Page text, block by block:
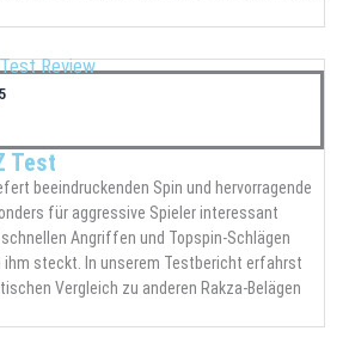
Test
beeindruckenden Spin und hervorragende
für aggressive Spieler interessant
Angriffen und Topspin-Schlägen
ihm steckt. In unserem Testbericht erfahrst
Vergleich zu anderen Rakza-Belägen